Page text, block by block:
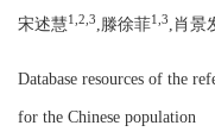
宋述慧1, 2, 3,滕徐菲1, 3,肖景
Database resources of the
for the Chinese population